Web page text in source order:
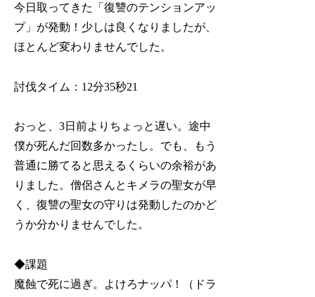
今日取ってきた「復讐のテンションアッ
プ」が発動！少しは良くなりましたが、
ほとんど変わりませんでした。
討伐タイム：12分35秒21
おっと、3日前よりちょっと遅い。途中
僕が死んだ回数多かったし。でも、もう
普通に勝てると思えるくらいの余裕があ
りました。僧侶さんとキメラの聖女が早
く、復讐の聖女の守りは発動したのかど
うか分かりませんでした。
◆課題
魔蝕で死に過ぎ。よけろナッパ！（ドラ